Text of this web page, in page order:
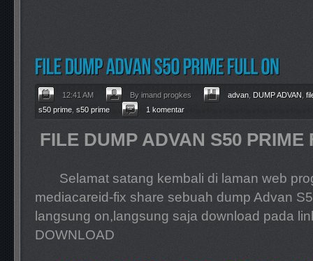
12:41 AM By imand progkes advan DUMP ADVAN
s50 prime s50 prime 1 komentar
FILE DUMP ADVAN S50 PRIME
Selamat satang kembali di laman web
mediacareid-fix share sebuah dump Advan
langsung on,langsung saja download pada
DOWNLOAD